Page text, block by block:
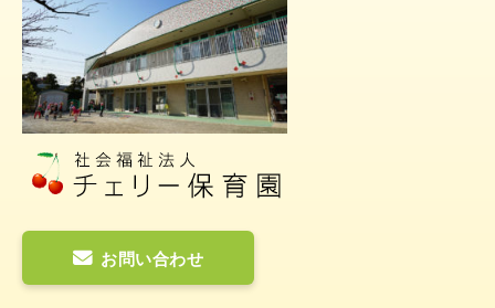
お問い合わせ